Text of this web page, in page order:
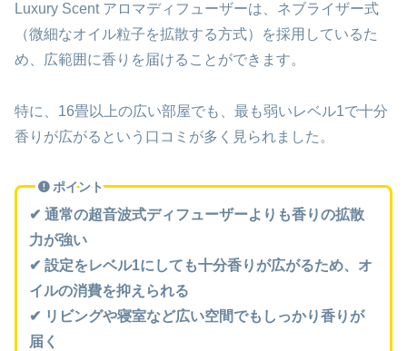
Luxury Scent アロマディフューザーは、ネブライザー式
（微細なオイル粒子を拡散する方式）を採用しているた
め、広範囲に香りを届けることができます。
特に、16畳以上の広い部屋でも、最も弱いレベル1で十分
香りが広がるという口コミが多く見られました。
ポイント
✔ 通常の超音波式ディフューザーよりも香りの拡散
力が強い
✔ 設定をレベル1にしても十分香りが広がるため、オ
イルの消費を抑えられる
✔ リビングや寝室など広い空間でもしっかり香りが
届く